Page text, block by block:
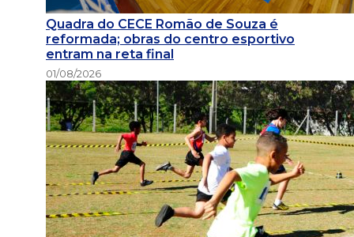
Quadra do CECE Romão de Souza é
reformada; obras do centro esportivo
entram na reta final
01/08/2026